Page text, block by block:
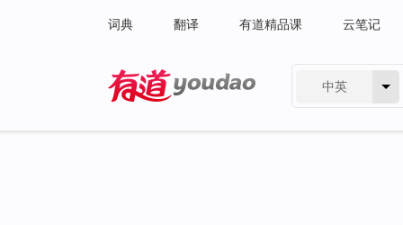
词典 翻译 有道精品课 云笔记
中英